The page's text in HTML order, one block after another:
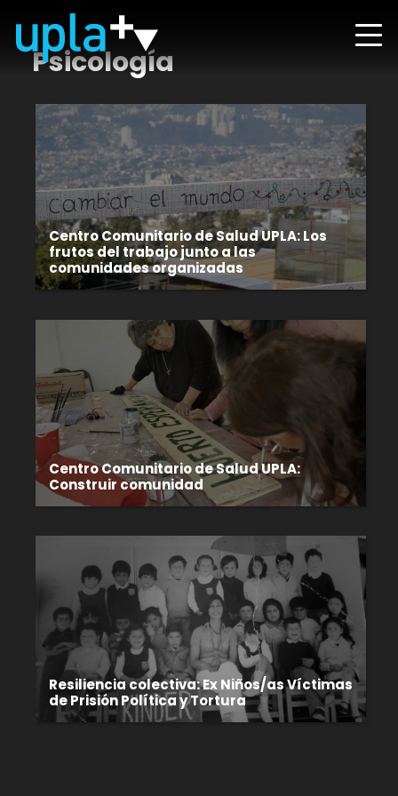
Psicología
Centro Comunitario de Salud UPLA: Los
frutos del trabajo junto a las
comunidades organizadas
Centro Comunitario de Salud UPLA:
Construir comunidad
Resiliencia colectiva: Ex Niños/as Víctimas
de Prisión Política y Tortura